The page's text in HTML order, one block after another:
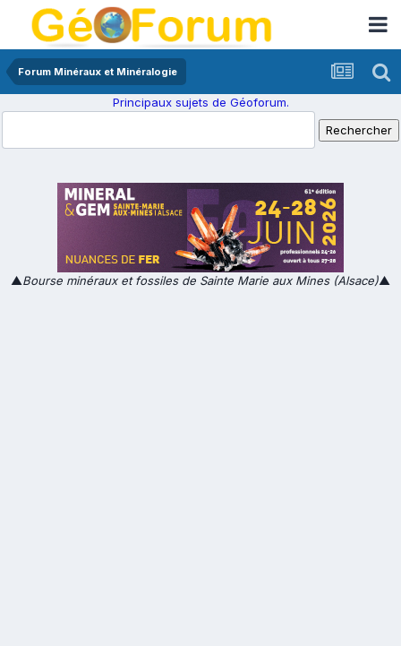
Forum Minéraux et Minéralogie
Principaux sujets de Géoforum.
▲Bourse minéraux et fossiles de Sainte Marie aux Mines (Alsace)▲